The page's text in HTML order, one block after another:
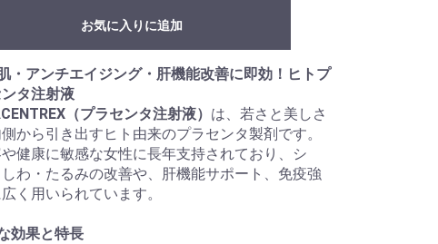
お気に入りに追加
・アンチエイジング・肝機能改善に即効！ヒトプ
タ注射液
（プラセンタ注射液） は、若さと美しさ
から引き出すヒト由来のプラセンタ製剤です。
健康に敏感な女性に長年支持されており、シ
しわ・たるみの改善や、肝機能サポート、免疫強
く用いられています。
効果と特長